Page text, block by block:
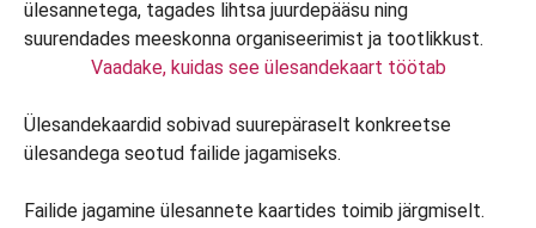
Vaadake, kuidas see ülesandekaart töötab
Ülesandekaardid sobivad suurepäraselt konkreetse
ülesandega seotud failide jagamiseks.
Failide jagamine ülesannete kaartides toimib järgmiselt.